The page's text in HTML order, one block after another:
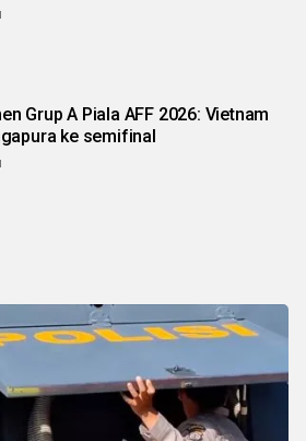
Grup A Piala AFF 2026: Vietnam
ke semifinal